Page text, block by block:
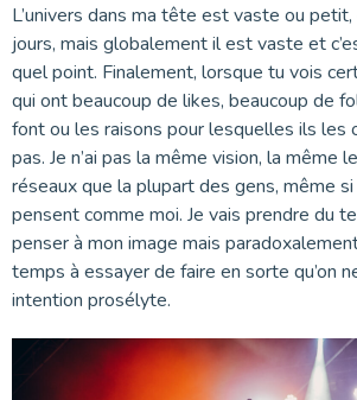
L’univers dans ma tête est vaste ou
jours, mais globalement il est vaste et
quel point. Finalement, lorsque tu vois
qui ont beaucoup de likes, beaucoup de
font ou les raisons pour lesquelles ils les
pas. Je n’ai pas la même vision, la même
réseaux que la plupart des gens, même
pensent comme moi. Je vais prendre du
penser à mon image mais
temps à essayer de faire en sorte qu’on
intention prosélyte.